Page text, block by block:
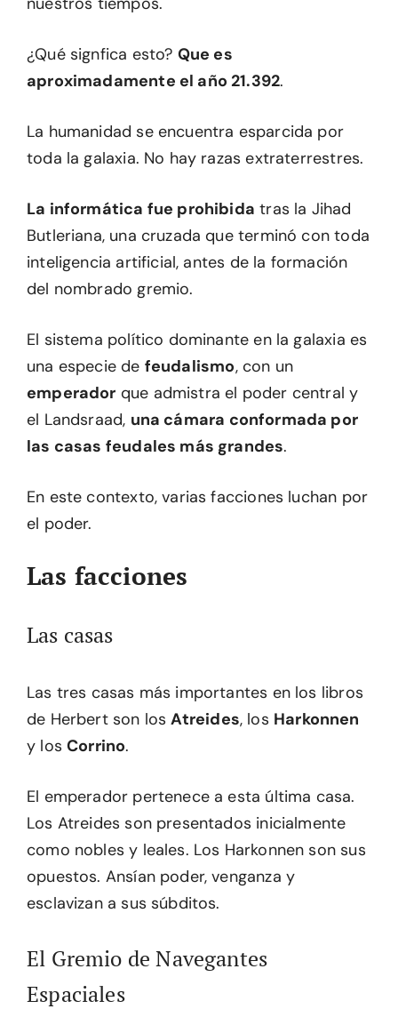
¿Qué signfica esto? Que es
aproximadamente el año 21.392.
La humanidad se encuentra esparcida por
toda la galaxia. No hay razas extraterrestres.
La informática fue prohibida tras la Jihad
Butleriana, una cruzada que terminó con toda
inteligencia artificial, antes de la formación
del nombrado gremio.
El sistema político dominante en la galaxia es
una especie de feudalismo, con un
emperador que admistra el poder central y
el Landsraad, una cámara conformada por
las casas feudales más grandes.
En este contexto, varias facciones luchan por
el poder.
Las facciones
Las casas
Las tres casas más importantes en los libros
de Herbert son losAtreides, los Harkonnen
y losCorrino.
El emperador pertenece a esta última casa.
Los Atreides son presentados inicialmente
como nobles y leales. Los Harkonnen son sus
opuestos. Ansían poder, venganza y
esclavizan a sus súbditos.
El Gremio de Navegantes
Espaciales